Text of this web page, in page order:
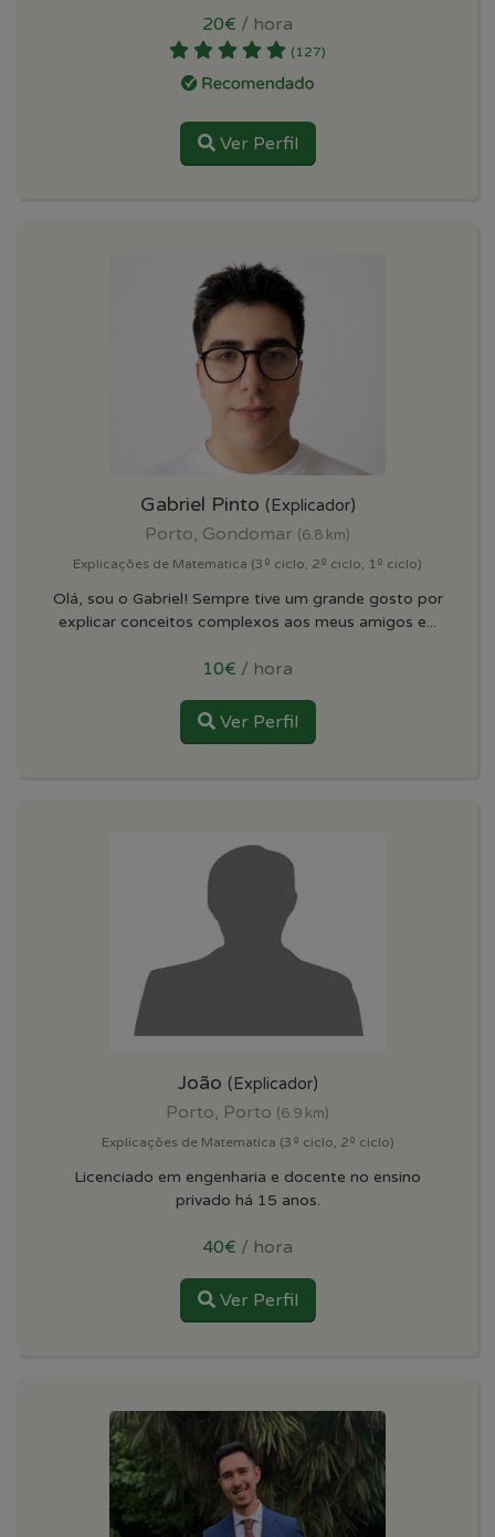
20€ / hora
(127)
Ver Perfil
Gabriel Pinto (Explicador)
Porto, Gondomar (6.8 km)
Explicações de Matematica (3º ciclo, 2º ciclo, 1º ciclo)
Olá, sou o Gabriel! Sempre tive um grande gosto por
explicar conceitos complexos aos meus amigos e...
10€ / hora
Ver Perfil
João (Explicador)
Porto, Porto (6.9 km)
Explicações de Matematica (3º ciclo, 2º ciclo)
Licenciado em engenharia e docente no ensino
privado há 15 anos.
40€ / hora
Ver Perfil